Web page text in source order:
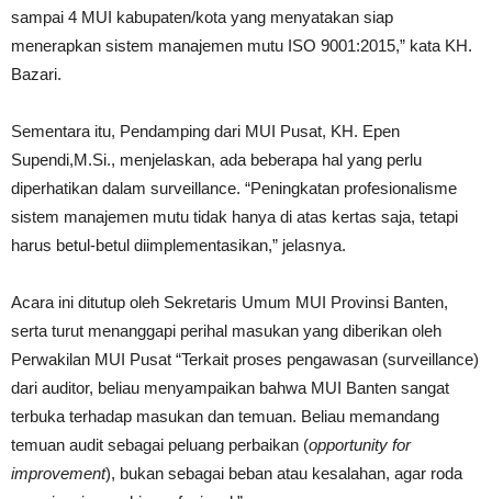
sampai 4 MUI kabupaten/kota yang menyatakan siap
menerapkan sistem manajemen mutu ISO 9001:2015,” kata KH.
Bazari.
Sementara itu, Pendamping dari MUI Pusat, KH. Epen
Supendi,M.Si., menjelaskan, ada beberapa hal yang perlu
diperhatikan dalam surveillance. “Peningkatan profesionalisme
sistem manajemen mutu tidak hanya di atas kertas saja, tetapi
harus betul-betul diimplementasikan,” jelasnya.
Acara ini ditutup oleh Sekretaris Umum MUI Provinsi Banten,
serta turut menanggapi perihal masukan yang diberikan oleh
Perwakilan MUI Pusat “Terkait proses pengawasan (surveillance)
dari auditor, beliau menyampaikan bahwa MUI Banten sangat
terbuka terhadap masukan dan temuan. Beliau memandang
temuan audit sebagai peluang perbaikan (opportunity for
improvement), bukan sebagai beban atau kesalahan, agar roda